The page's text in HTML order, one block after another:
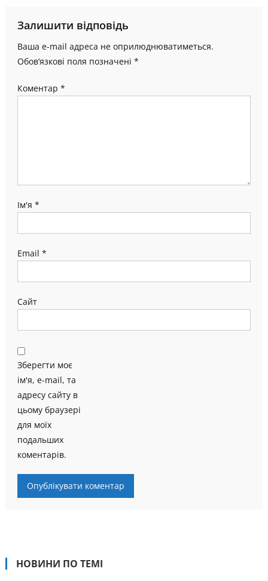
Залишити відповідь
Ваша e-mail адреса не оприлюднюватиметься.
Обов’язкові поля позначені *
Коментар *
Ім'я *
Email *
Сайт
Зберегти моє
ім'я, e-mail, та
адресу сайту в
цьому браузері
для моїх
подальших
коментарів.
НОВИНИ ПО ТЕМІ